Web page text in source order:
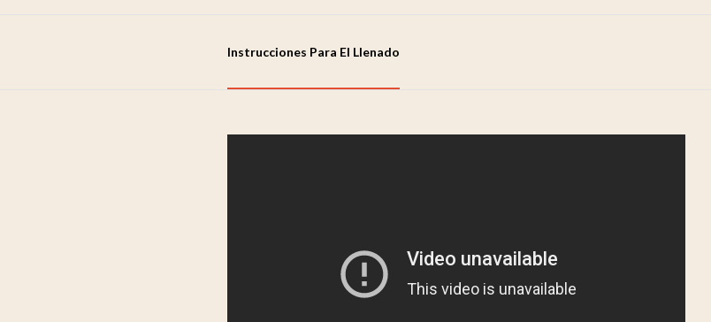
Instrucciones Para El Llenado